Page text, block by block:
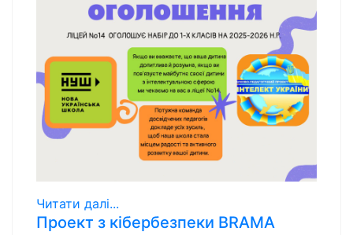
Читати далі...
Проект з кібербезпеки BRAMA